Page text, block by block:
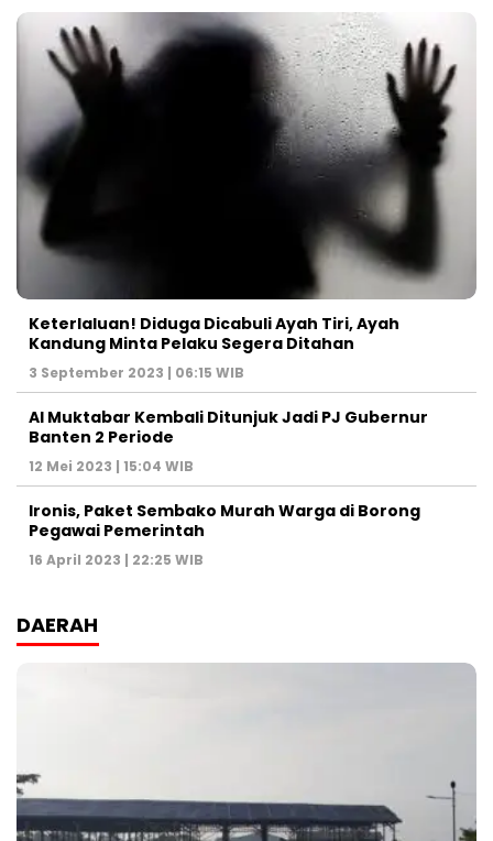
Keterlaluan! Diduga Dicabuli Ayah Tiri, Ayah
Kandung Minta Pelaku Segera Ditahan
3 September 2023 | 06:15 WIB
Al Muktabar Kembali Ditunjuk Jadi PJ Gubernur
Banten 2 Periode
12 Mei 2023 | 15:04 WIB
Ironis, Paket Sembako Murah Warga di Borong
Pegawai Pemerintah
16 April 2023 | 22:25 WIB
DAERAH